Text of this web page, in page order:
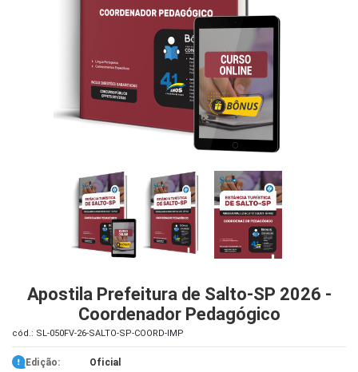
Apostila Prefeitura de Salto-SP 2026 -
Coordenador Pedagógico
cód.: SL-050FV-26-SALTO-SP-COORD-IMP
Edição: Oficial